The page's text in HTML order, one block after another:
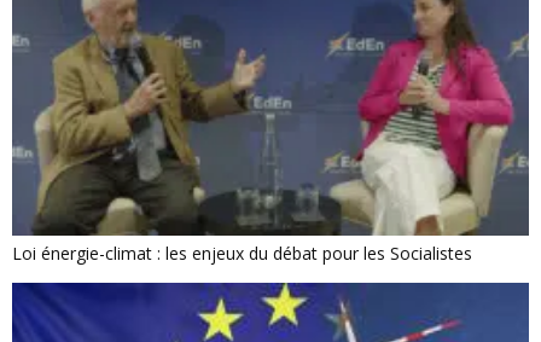
Loi énergie-climat : les enjeux du débat pour les Socialistes